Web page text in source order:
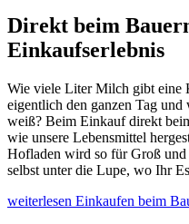
Direkt beim
Einkaufserlebnis
Wie viele Liter Milch gibt eine
eigentlich den ganzen Tag
weiß? Beim Einkauf direkt
wie unsere Lebensmittel
Hofladen wird so für Groß
selbst unter die Lupe, wo Ihr
weiterlesen Einkaufen beim